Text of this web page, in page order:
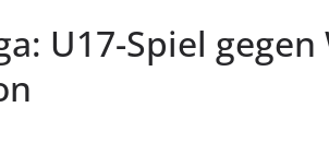
U17-Spiel